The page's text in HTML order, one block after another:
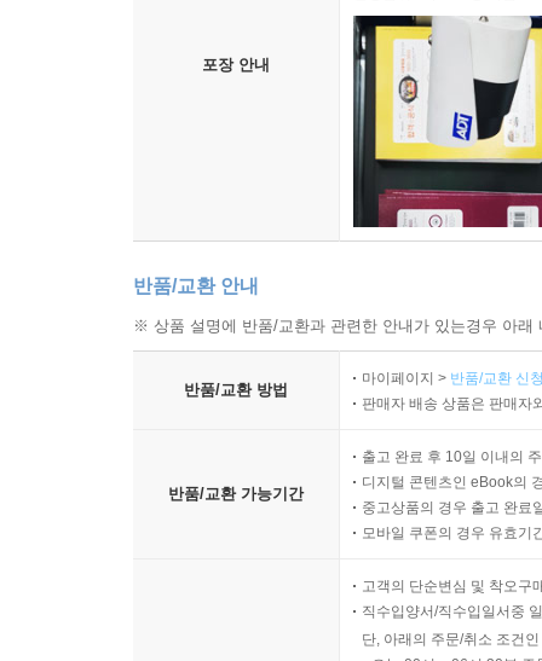
포장 안내
반품/교환 안내
※ 상품 설명에 반품/교환과 관련한 안내가 있는경우 아
반품/교환 방법
마이페이지 > 반품/교환 신
판매자 배송 상품은 판매자
반품/교환 가능기간
출고 완료 후 10일 이내의
디지털 콘텐츠인 eBook의
중고상품의 경우 출고 완료
모바일 쿠폰의 경우 유효기
고객의 단순변심 및 착오구
직수입양서/직수입일서중
단, 아래의 주문/취소 조건